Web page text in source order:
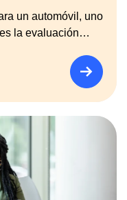
un automóvil, uno
la evaluación…